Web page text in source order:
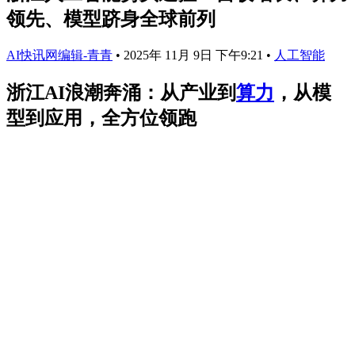
领先、模型跻身全球前列
AI快讯网编辑-青青 • 2025年 11月 9日 下午9:21 • 人工智能
浙江AI浪潮奔涌：从产业到算力 ，从模
型到应用，全方位领跑